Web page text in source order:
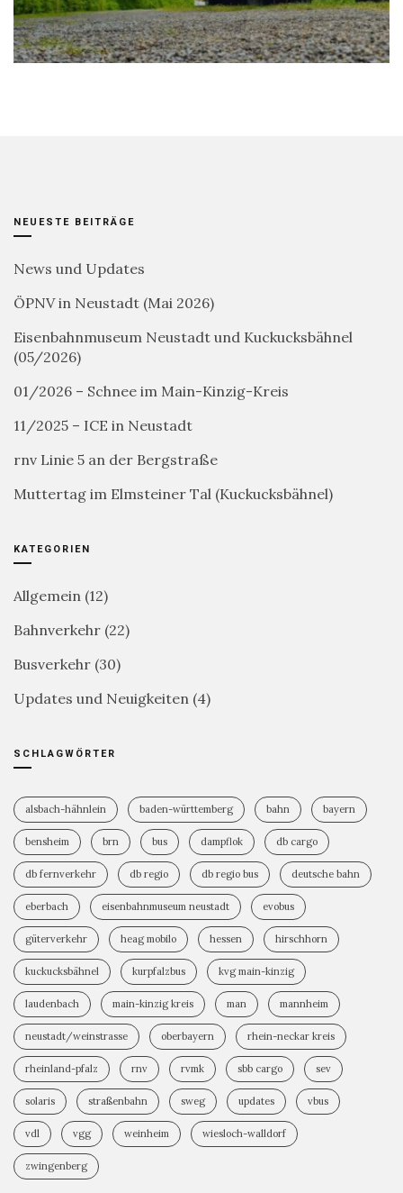
NEUESTE BEITRÄGE
News und Updates
ÖPNV in Neustadt (Mai 2026)
Eisenbahnmuseum Neustadt und Kuckucksbähnel
(05/2026)
01/2026 – Schnee im Main-Kinzig-Kreis
11/2025 – ICE in Neustadt
rnv Linie 5 an der Bergstraße
Muttertag im Elmsteiner Tal (Kuckucksbähnel)
KATEGORIEN
Allgemein (12)
Bahnverkehr (22)
Busverkehr (30)
Updates und Neuigkeiten (4)
SCHLAGWÖRTER
alsbach-hähnlein baden-württemberg bahn bayern
bensheim brn bus dampflok db cargo
db fernverkehr db regio db regio bus deutsche bahn
eberbach eisenbahnmuseum neustadt evobus
güterverkehr heag mobilo hessen hirschhorn
kuckucksbähnel kurpfalzbus kvg main-kinzig
laudenbach main-kinzig kreis man mannheim
neustadt/weinstrasse oberbayern rhein-neckar kreis
rheinland-pfalz rnv rvmk sbb cargo sev
solaris straßenbahn sweg updates vbus
vdl vgg weinheim wiesloch-walldorf
zwingenberg